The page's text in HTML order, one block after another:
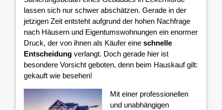
lassen sich nur schwer abschätzen. Gerade in der
jetzigen Zeit entsteht aufgrund der hohen Nachfrage
nach Häusern und Eigentumswohnungen ein enormer
Druck, der von ihnen als Käufer eine schnelle
Entscheidung verlangt. Doch gerade hier ist
besondere Vorsicht geboten, denn beim Hauskauf gilt:
gekauft wie besehen!
Mit einer professionellen
und unabhängigen